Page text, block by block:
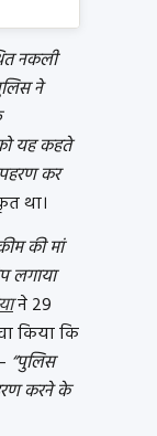
नकली
ने
यह कहते
कर
था।
की मां
लगाया
ने 29
किया कि
“पुलिस
करने के